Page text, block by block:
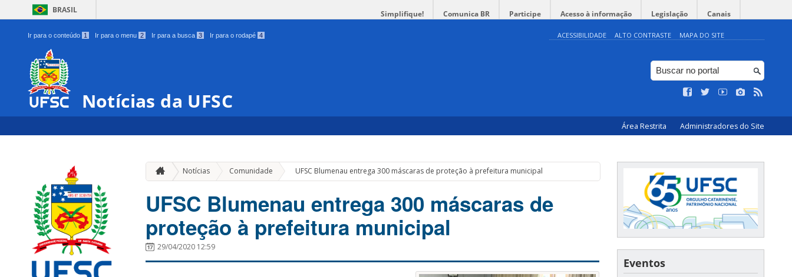
BRASIL Simplifique! Comunica BR Participe Acesso à informação Legislação Canais
Ir para o conteúdo 1 Ir para o menu 2 Ir para a busca 3 Ir para o rodapé 4 ACESSIBILIDADE ALTO CONTRASTE MAPA DO SITE
Notícias da UFSC
Área Restrita Administradores do Site
Notícias Comunidade » UFSC Blumenau entrega 300 máscaras de proteção à prefeitura municipal
UFSC Blumenau entrega 300 máscaras de
proteção à prefeitura municipal
29/04/2020 12:59
Eventos